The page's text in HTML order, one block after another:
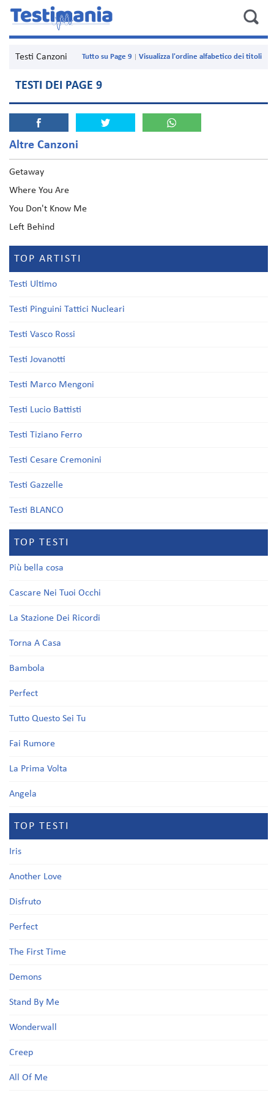
Testi Canzoni Visualizza l'ordine alfabetico dei titoli
Tutto su Page 9
TESTI DEI PAGE 9
Altre Canzoni
Getaway
Where You Are
You Don't Know Me
Left Behind
TOP ARTISTI
Testi Ultimo
Testi Pinguini Tattici Nucleari
Testi Vasco Rossi
Testi Jovanotti
Testi Marco Mengoni
Testi Lucio Battisti
Testi Tiziano Ferro
Testi Cesare Cremonini
Testi Gazzelle
Testi BLANCO
TOP TESTI
Più bella cosa
Cascare Nei Tuoi Occhi
La Stazione Dei Ricordi
Torna A Casa
Bambola
Perfect
Tutto Questo Sei Tu
Fai Rumore
La Prima Volta
Angela
TOP TESTI
Iris
Another Love
Disfruto
Perfect
The First Time
Demons
Stand By Me
Wonderwall
Creep
All Of Me